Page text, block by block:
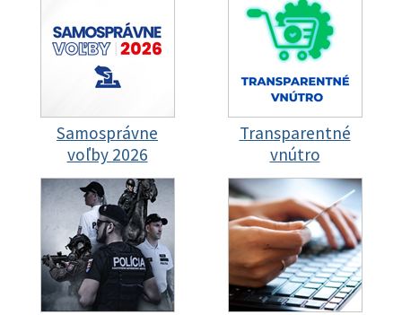
Samosprávne
voľby 2026
Transparentné
vnútro